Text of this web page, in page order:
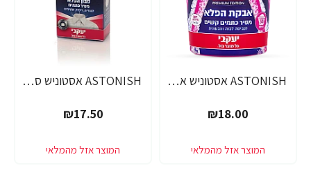
ASTONISH אסטוניש אבקת הפלא מסיר כתמים קשים משקל 825 גרם - מבית יעקבי
₪18.00
ASTONISH אסטוניש סבון הפלא מסיר כתמים משקל 75 גרם - מבית יעקבי
₪17.50